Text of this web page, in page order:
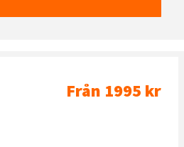
Från 1995 kr